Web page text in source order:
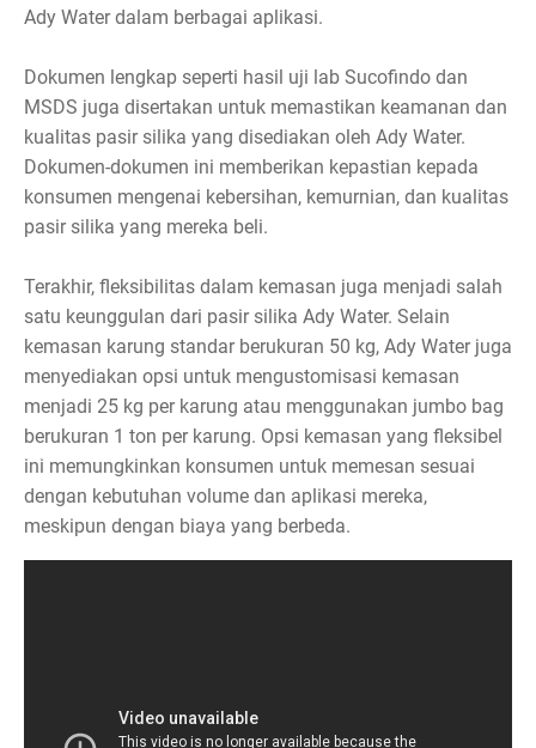
Ady Water dalam berbagai aplikasi.
Dokumen lengkap seperti hasil uji lab Sucofindo dan
MSDS juga disertakan untuk memastikan keamanan dan
kualitas pasir silika yang disediakan oleh Ady Water.
Dokumen-dokumen ini memberikan kepastian kepada
konsumen mengenai kebersihan, kemurnian, dan kualitas
pasir silika yang mereka beli.
Terakhir, fleksibilitas dalam kemasan juga menjadi salah
satu keunggulan dari pasir silika Ady Water. Selain
kemasan karung standar berukuran 50 kg, Ady Water juga
menyediakan opsi untuk mengustomisasi kemasan
menjadi 25 kg per karung atau menggunakan jumbo bag
berukuran 1 ton per karung. Opsi kemasan yang fleksibel
ini memungkinkan konsumen untuk memesan sesuai
dengan kebutuhan volume dan aplikasi mereka,
meskipun dengan biaya yang berbeda.